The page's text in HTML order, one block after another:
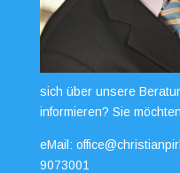
sich über unsere
informieren? Sie
eMail:
9073001